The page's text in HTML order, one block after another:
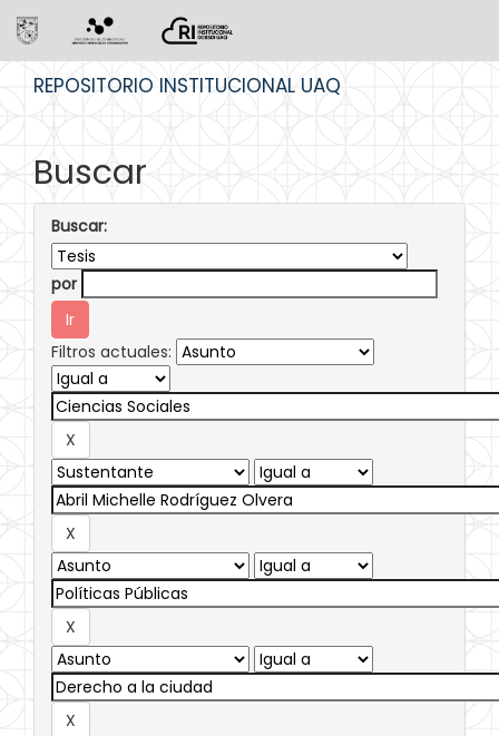
REPOSITORIO INSTITUCIONAL UAQ
Buscar
Buscar:
por
Filtros actuales: